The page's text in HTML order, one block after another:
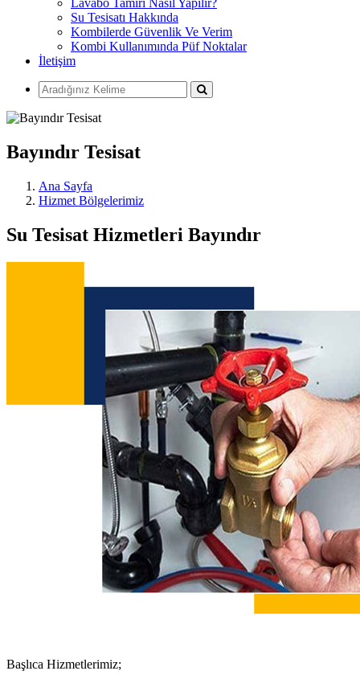
Lavabo Tamiri Nasıl Yapılır?
Su Tesisatı Hakkında
Kombilerde Güvenlik Ve Verim
Kombi Kullanımında Püf Noktalar
İletişim
Bayındır Tesisat
Ana Sayfa
Hizmet Bölgelerimiz
Su Tesisat Hizmetleri Bayındır
Başlıca Hizmetlerimiz;